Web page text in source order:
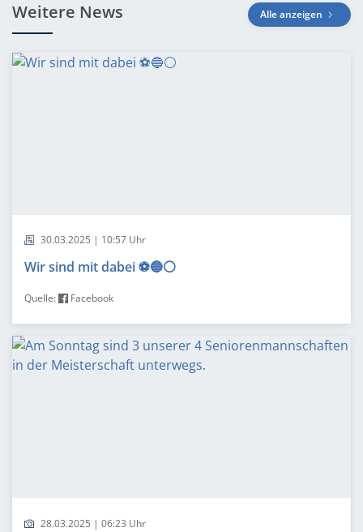
Weitere News Alle anzeigen
30.03.2025 | 10:57 Uhr
Wir sind mit dabei ⚽️🔵⚪️
Quelle: Facebook
28.03.2025 | 06:23 Uhr